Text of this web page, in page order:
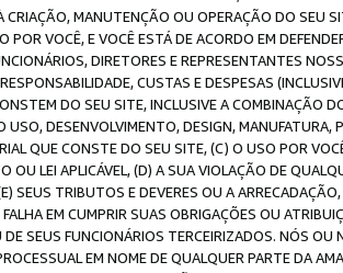
CRIAÇÃO, MANUTENÇÃO OU OPERAÇÃO DO SEU
POR VOCÊ, E VOCÊ ESTÁ DE ACORDO EM
DIRETORES E REPRESENTANTES
CUSTAS E DESPESAS
DO SEU SITE, INCLUSIVE A COMBINAÇÃO
USO, DESENVOLVIMENTO, DESIGN,
QUE CONSTE DO SEU SITE, (C) O USO POR
OU LEI APLICÁVEL, (D) A SUA VIOLAÇÃO DE
SEUS TRIBUTOS E DEVERES OU A
EM CUMPRIR SUAS OBRIGAÇÕES OU
DE SEUS FUNCIONÁRIOS TERCEIRIZADOS. NÓS
EM NOME DE QUALQUER PARTE DA